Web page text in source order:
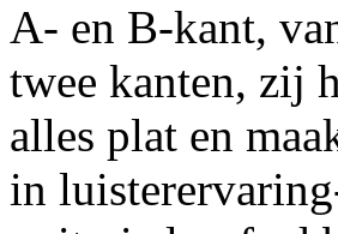
A- en B-kant,
twee kanten, zij
alles plat en
in